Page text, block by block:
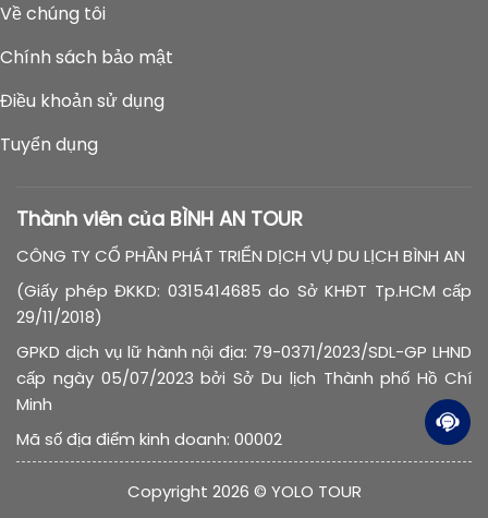
Về chúng tôi
Chính sách bảo mật
Điều khoản sử dụng
Tuyển dụng
Thành viên của BÌNH AN TOUR
CÔNG TY CỔ PHẦN PHÁT TRIỂN DỊCH VỤ DU LỊCH BÌNH AN
(Giấy phép ĐKKD: 0315414685 do Sở KHĐT Tp.HCM cấp
29/11/2018)
GPKD dịch vụ lữ hành nội địa: 79-0371/2023/SDL-GP LHND
cấp ngày 05/07/2023 bởi Sở Du lịch Thành phố Hồ Chí
Minh
Mã số địa điểm kinh doanh: 00002
Copyright 2026 © YOLO TOUR